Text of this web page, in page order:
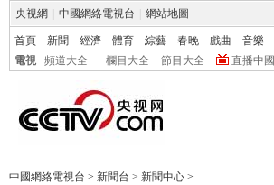
央視網 中國網絡電視台 網站地圖
首頁 新聞 經濟 體育 綜藝 春晚 戲曲 音樂
電視
頻道大全 欄目大全 節目大全 直播中國
中國網絡電視台 > 新聞台 > 新聞中心 >